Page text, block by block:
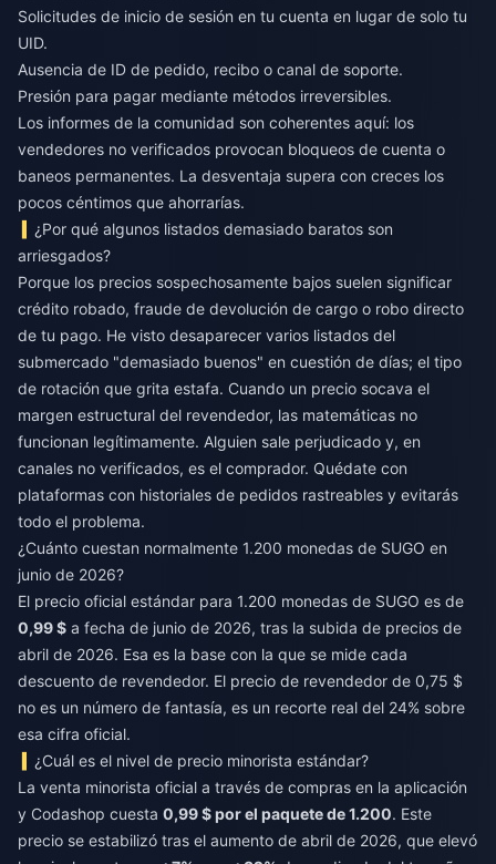
Solicitudes de inicio de sesión en tu cuenta en lugar de solo tu
UID.
Ausencia de ID de pedido, recibo o canal de soporte.
Presión para pagar mediante métodos irreversibles.
Los informes de la comunidad son coherentes aquí: los
vendedores no verificados provocan bloqueos de cuenta o
baneos permanentes. La desventaja supera con creces los
pocos céntimos que ahorrarías.
¿Por qué algunos listados demasiado baratos son
arriesgados?
Porque los precios sospechosamente bajos suelen significar
crédito robado, fraude de devolución de cargo o robo directo
de tu pago. He visto desaparecer varios listados del
submercado "demasiado buenos" en cuestión de días; el tipo
de rotación que grita estafa. Cuando un precio socava el
margen estructural del revendedor, las matemáticas no
funcionan legítimamente. Alguien sale perjudicado y, en
canales no verificados, es el comprador. Quédate con
plataformas con historiales de pedidos rastreables y evitarás
todo el problema.
¿Cuánto cuestan normalmente 1.200 monedas de SUGO en
junio de 2026?
El precio oficial estándar para 1.200 monedas de SUGO es de
0,99 $ a fecha de junio de 2026, tras la subida de precios de
abril de 2026. Esa es la base con la que se mide cada
descuento de revendedor. El precio de revendedor de 0,75 $
no es un número de fantasía, es un recorte real del 24% sobre
esa cifra oficial.
¿Cuál es el nivel de precio minorista estándar?
La venta minorista oficial a través de compras en la aplicación
y Codashop cuesta 0,99 $ por el paquete de 1.200. Este
precio se estabilizó tras el aumento de abril de 2026, que elevó